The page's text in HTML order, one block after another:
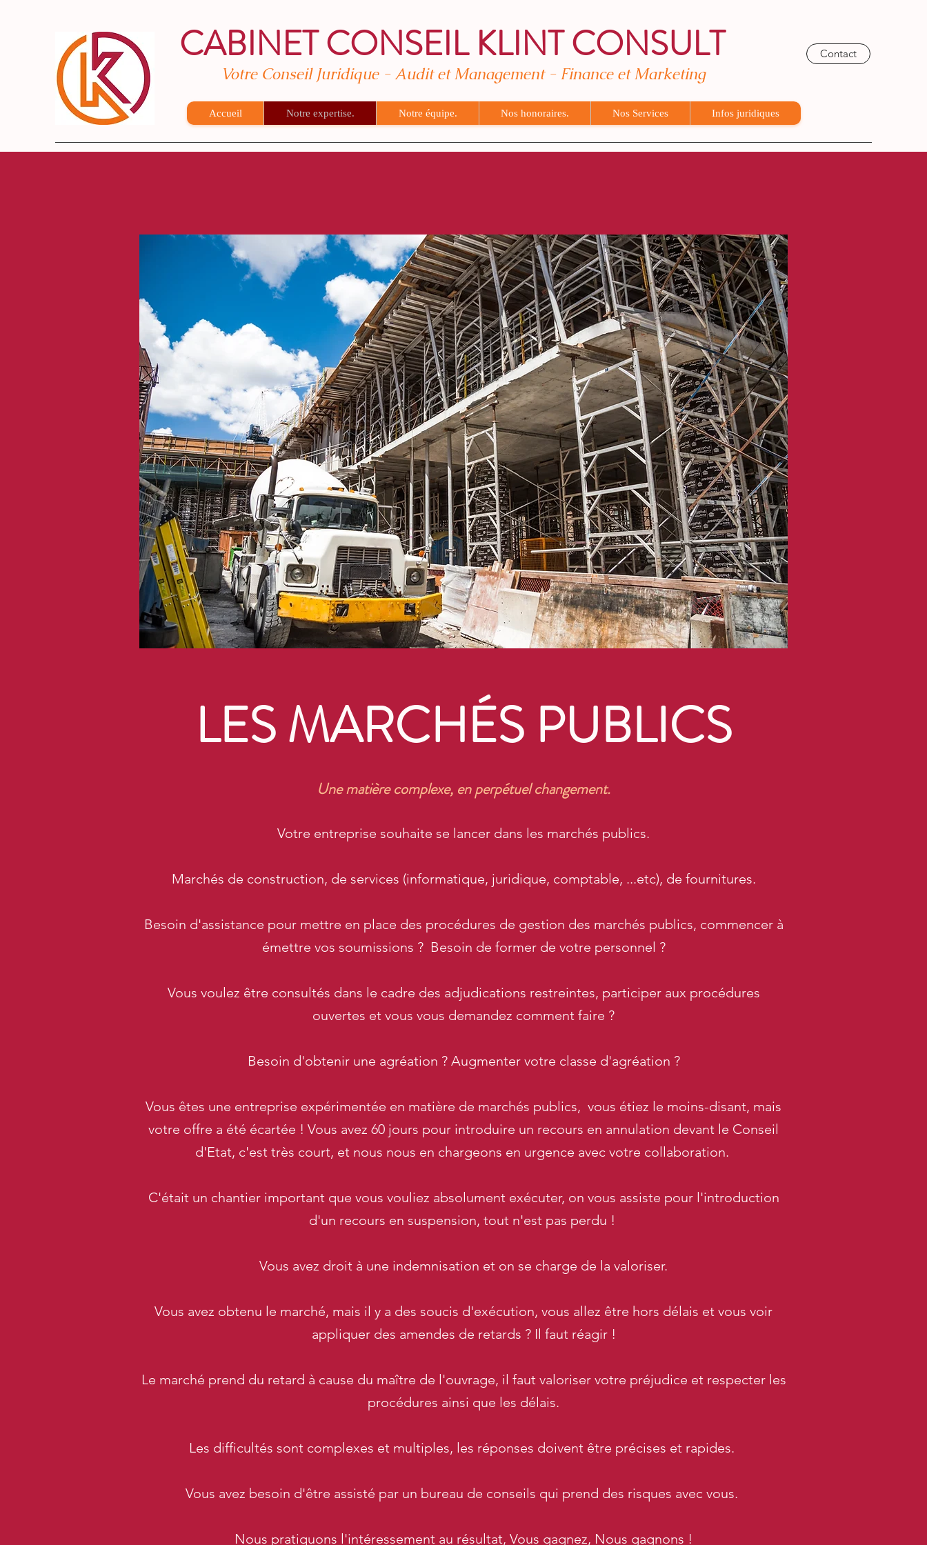
Contact
CABINET CONSEIL KLINT CONSULT
Votre Conseil Juridique - Audit et Management - Finance et Marketing
Accueil Notre expertise. Notre équipe. Nos honoraires. Nos Services Infos juridiques
LES MARCHÉS PUBLICS
Une matière complexe, en perpétuel changement.
Votre entreprise souhaite se lancer dans les marchés publics.
Marchés de construction, de services (informatique, juridique, comptable, ...etc), de fournitures.
Besoin d'assistance pour mettre en place des procédures de gestion des marchés publics, commencer à
émettre vos soumissions ? Besoin de former de votre personnel ?
Vous voulez être consultés dans le cadre des adjudications restreintes, participer aux procédures
ouvertes et vous vous demandez comment faire ?
Besoin d'obtenir une agréation ? Augmenter votre classe d'agréation ?
Vous êtes une entreprise expérimentée en matière de marchés publics, vous étiez le moins-disant, mais
votre offre a été écartée ! Vous avez 60 jours pour introduire un recours en annulation devant le Conseil
d'Etat, c'est très court, et nous nous en chargeons en urgence avec votre collaboration.
C'était un chantier important que vous vouliez absolument exécuter, on vous assiste pour l'introduction
d'un recours en suspension, tout n'est pas perdu !
Vous avez droit à une indemnisation et on se charge de la valoriser.
Vous avez obtenu le marché, mais il y a des soucis d'exécution, vous allez être hors délais et vous voir
appliquer des amendes de retards ? Il faut réagir !
Le marché prend du retard à cause du maître de l'ouvrage, il faut valoriser votre préjudice et respecter les
procédures ainsi que les délais.
Les difficultés sont complexes et multiples, les réponses doivent être précises et rapides.
Vous avez besoin d'être assisté par un bureau de conseils qui prend des risques avec vous.
Nous pratiquons l'intéressement au résultat, Vous gagnez, Nous gagnons !